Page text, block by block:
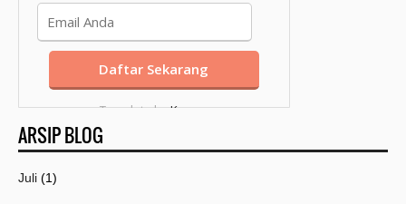
Template byKang
Mousir
ARSIP BLOG
Juli (1)